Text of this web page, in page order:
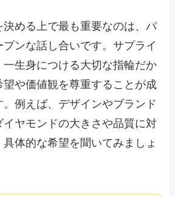
める上で最も重要なのは、パ
ンな話し合いです。サプライ
一生身につける大切な指輪だか
望や価値観を尊重することが成
例えば、デザインやブランド
ヤモンドの大きさや品質に対
体的な希望を聞いてみましょ